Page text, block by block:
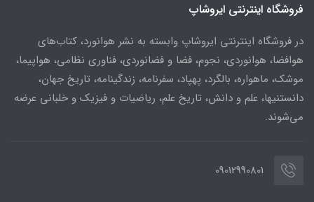
فروشگاه اینترنتی ایروشاپ
در فروشگاه اینترنتی ایروشاپ وابسته به نشر هوانورد، کتاب‌های
هوافضا، هوانوردی، نجوم، فضا و فضانوردی، فناوری نظامی، هواپیما،
موشک، ماهواره، بالگرد، پهپاد، سفرنامه، زندگینامه، تاریخ جهان،
دانستنیها، علم و دانش، تاریخ علم، ریاضیات و فیزیک و خلبانی عرضه
می‌شوند.
09012990801